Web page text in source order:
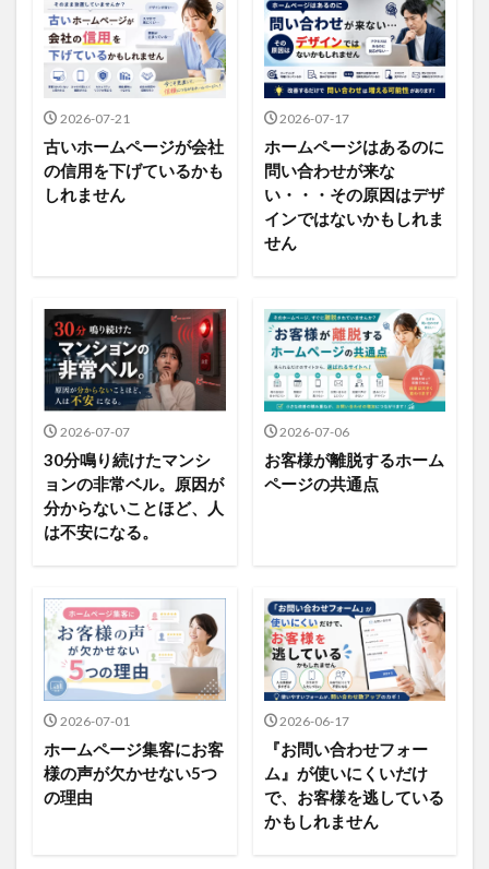
2026-07-21
古いホームページが会社
の信用を下げているかも
しれません
2026-07-17
ホームページはあるのに
問い合わせが来な
い・・・その原因はデザ
インではないかもしれま
せん
2026-07-07
30分鳴り続けたマンシ
ョンの非常ベル。原因が
分からないことほど、人
は不安になる。
2026-07-06
お客様が離脱するホーム
ページの共通点
2026-07-01
ホームページ集客にお客
様の声が欠かせない5つ
の理由
2026-06-17
『お問い合わせフォー
ム』が使いにくいだけ
で、お客様を逃している
かもしれません